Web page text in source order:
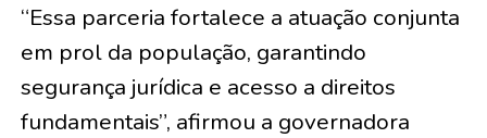
“Essa parceria fortalece a atuação conjunta
em prol da população, garantindo
segurança jurídica e acesso a direitos
fundamentais”, afirmou a governadora